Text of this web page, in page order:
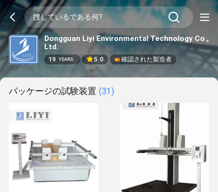
Dongguan Liyi Environmental Technology Co.,
Ltd.
19 YEARS 5.0 確認された製造者
パッケージの試験装置 (31)